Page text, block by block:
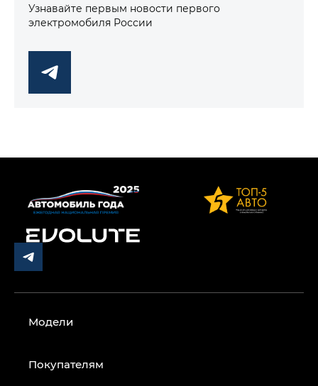
Узнавайте первым новости первого
электромобиля России
Модели
Покупателям